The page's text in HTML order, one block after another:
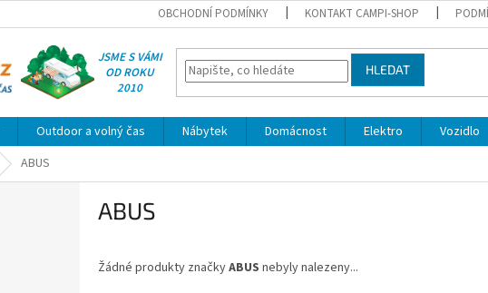
OBCHODNÍ PODMÍNKY KONTAKT CAMPI-SHOP
JSME S VÁMI
OD ROKU
2010
HLEDAT
Outdoor a volný čas Nábytek Domácnost Elektro Vozidlo
ABUS
ABUS
Žádné produkty značkyABUS nebyly nalezeny...